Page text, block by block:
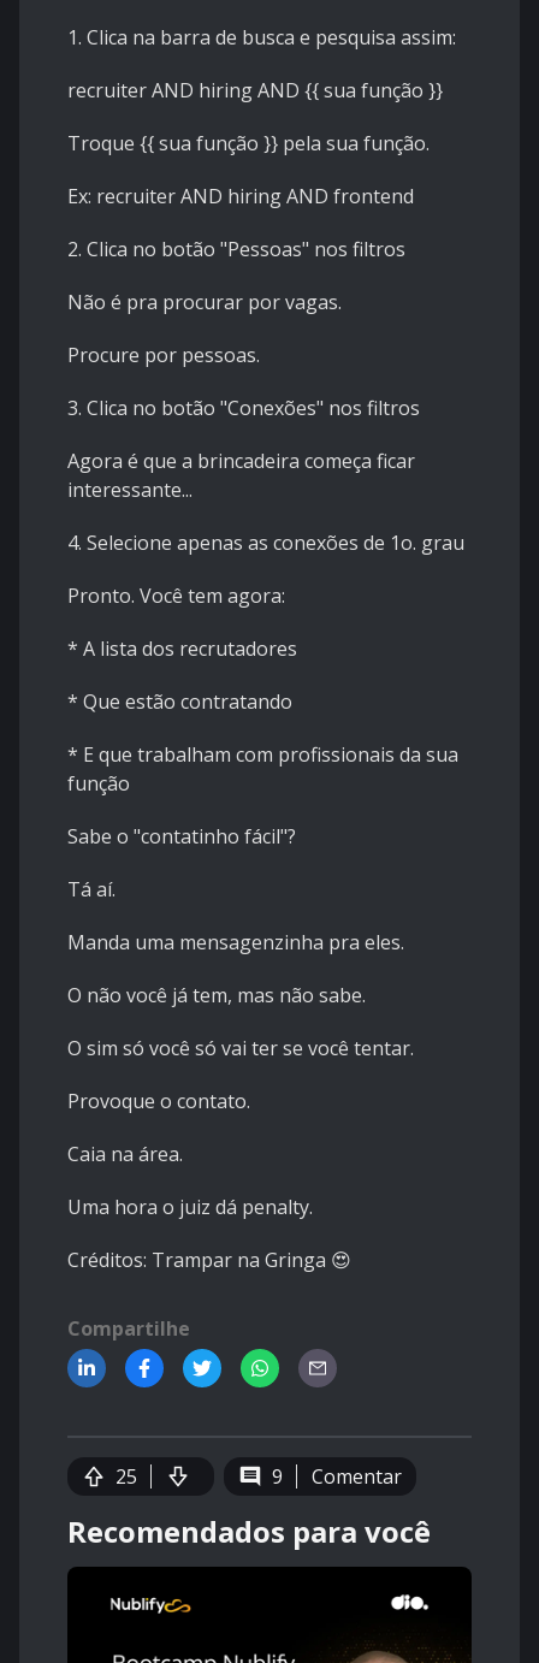
1. Clica na barra de busca e pesquisa assim:
recruiter AND hiring AND {{ sua função }}
Troque {{ sua função }} pela sua função.
Ex: recruiter AND hiring AND frontend
2. Clica no botão "Pessoas" nos filtros
Não é pra procurar por vagas.
Procure por pessoas.
3. Clica no botão "Conexões" nos filtros
Agora é que a brincadeira começa ficar
interessante...
4. Selecione apenas as conexões de 1o. grau
Pronto. Você tem agora:
* A lista dos recrutadores
* Que estão contratando
* E que trabalham com profissionais da sua
função
Sabe o "contatinho fácil"?
Tá aí.
Manda uma mensagenzinha pra eles.
O não você já tem, mas não sabe.
O sim só você só vai ter se você tentar.
Provoque o contato.
Caia na área.
Uma hora o juiz dá penalty.
Créditos: Trampar na Gringa 😍
Compartilhe
25 9 Comentar
Recomendados para você